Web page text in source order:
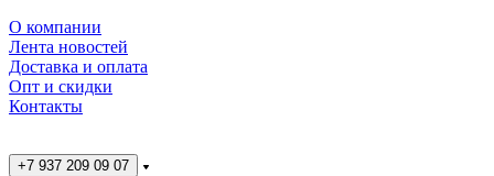
О компании
Лента новостей
Доставка и оплата
Опт и скидки
Контакты
+7 937 209 09 07